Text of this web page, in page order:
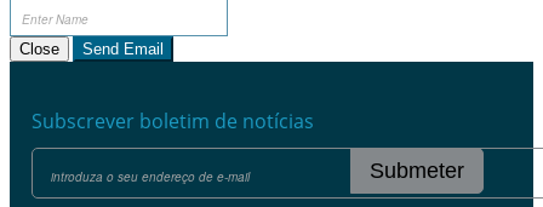
Close Send Email
Subscrever boletim de notícias
Submeter